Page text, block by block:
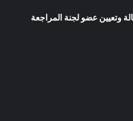
وتعيين عضو لجنة المراجعة